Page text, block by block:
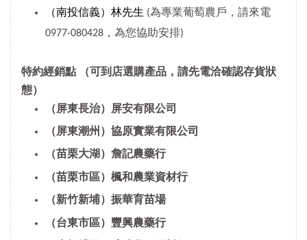
（南投信義）林先生 (為專業葡萄農戶，請來電
0977-080428，為您協助安排)
特約經銷點
（可到店選購產品，請先電洽確認存貨狀
態）
（屏東長治）屏安有限公司
（屏東潮州）協原實業有限公司
（苗栗大湖）詹記農藥行
（苗栗市區）楓和農業資材行
（新竹新埔）振華育苗場
（台東市區）豐興農藥行